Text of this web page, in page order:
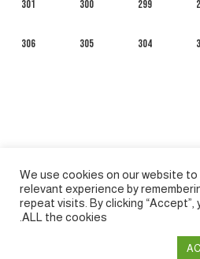
299
300
301
304
305
306
We use cookies on our website to
relevant experience by
repeat visits. By clicking
ALL the cookies.